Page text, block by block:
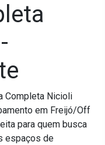
Completa Nicioli
em Freijó/Off
para quem busca
espaços de